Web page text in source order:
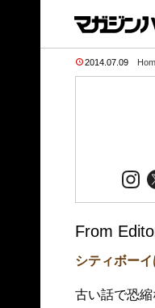
2014.07.09
From
シティボー
古い話で恐